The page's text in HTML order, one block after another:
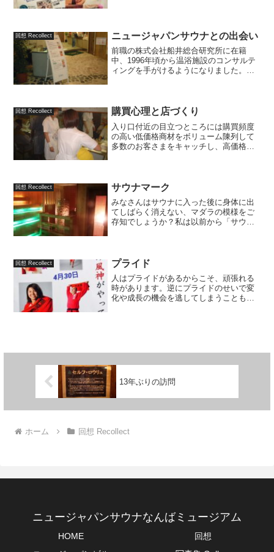
和61年に新築さ...
回想 Recollect ニュージャパンサウナとの出会い
前職の株式会社船井総合研究所に在籍
中、1996年頃から温浴施設のコンサルテ
ィングを手がけるようになりました。温
で開催しました。その...
回想 Recollect 購買心理と店づくり
入り口付近の目立つところには購買頻度
の高い低価格商材をボリューム陳列して
多数のお客さまをキャッチし、高価格・
くりのセオリーです。もし...
回想 Recollect サウナマーク
みなさんはサウナに入った後に身体に出
てしばらく消えない、マダラの模様をご
存知でしょうか？私は以前から「サウナ
式な名称は日本語にはまだあ...
回想 Recollect プライド
人はプライドがあるからこそ、頑張れる
時があります。逆にプライドのせいで変
化や成長の機会を逃してしまうことも。
13年ぶりの訪問
ホーム 回想 Recollect
ニュージャパンサウナなんばミュージアム
HOME
回想